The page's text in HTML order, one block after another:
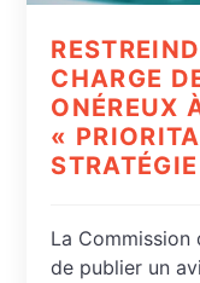
CHARGE
ONÉREUX
«
La Commission
de publier un